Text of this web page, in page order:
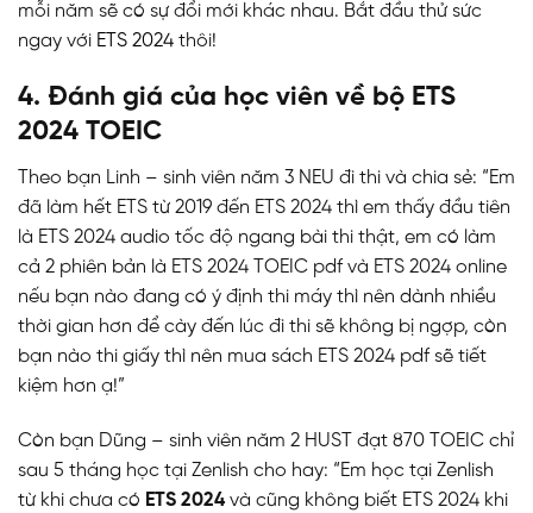
mỗi năm sẽ có sự đổi mới khác nhau. Bắt đầu thử sức
ngay với ETS 2024 thôi!
4. Đánh giá của học viên về bộ ETS
2024 TOEIC
Theo bạn Linh – sinh viên năm 3 NEU đi thi và chia sẻ: “Em
đã làm hết ETS từ 2019 đến ETS 2024 thì em thấy đầu tiên
là ETS 2024 audio tốc độ ngang bài thi thật, em có làm
cả 2 phiên bản là ETS 2024 TOEIC pdf và ETS 2024 online
nếu bạn nào đang có ý định thi máy thì nên dành nhiều
thời gian hơn để cày đến lúc đi thi sẽ không bị ngợp, còn
bạn nào thi giấy thì nên mua sách ETS 2024 pdf sẽ tiết
kiệm hơn ạ!”
Còn bạn Dũng – sinh viên năm 2 HUST đạt 870 TOEIC chỉ
sau 5 tháng học tại Zenlish cho hay: “Em học tại Zenlish
từ khi chưa có ETS 2024 và cũng không biết ETS 2024 khi